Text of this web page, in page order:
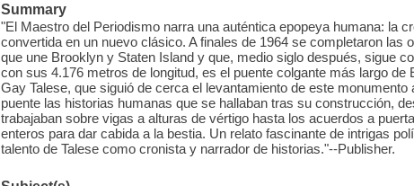
Summary
"El Maestro del Periodismo narra una auténtica epopeya humana: la
convertida en un nuevo clásico. A finales de 1964 se completaron las
que une Brooklyn y Staten Island y que, medio siglo después, sigue
con sus 4.176 metros de longitud, es el puente colgante más largo
Gay Talese, que siguió de cerca el levantamiento de este
puente las historias humanas que se hallaban tras su construcción,
trabajaban sobre vigas a alturas de vértigo hasta los acuerdos a
enteros para dar cabida a la bestia. Un relato fascinante de intrigas
talento de Talese como cronista y narrador de historias."--Publisher.